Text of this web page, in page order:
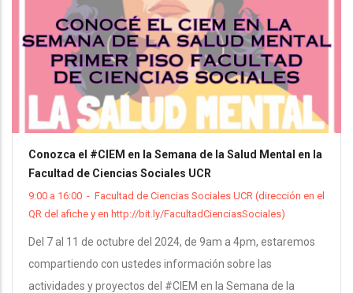
Conozca el #CIEM en la Semana de la Salud Mental en la
Facultad de Ciencias Sociales UCR
9:00 a 16:00 - Facultad de Ciencias Sociales UCR (dirección en el
QR del afiche y en http://bit.ly/FacultadCienciasSociales)
Del 7 al 11 de octubre del 2024, de 9am a 4pm, estaremos
compartiendo con ustedes información sobre las
actividades y proyectos del #CIEM en la Semana de la